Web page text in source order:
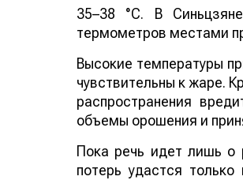
35–38 °C. В
термометров местами
Высокие температуры
чувствительны к жаре.
распространения
объемы орошения и
Пока речь идет лишь о
потерь удастся